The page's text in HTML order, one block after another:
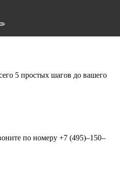
5 простых шагов до вашего
по номеру +7 (495)–150–